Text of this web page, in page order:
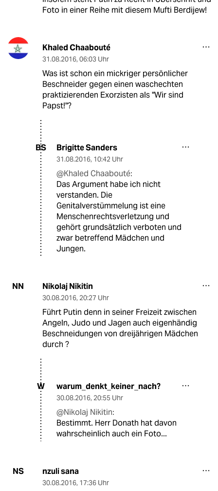
Foto in einer Reihe mit diesem Mufti Berdijew!
Khaled Chaabouté
31.08.2016, 06:03 Uhr
Was ist schon ein mickriger persönlicher
Beschneider gegen einen waschechten
praktizierenden Exorzisten als "Wir sind
Papst!"?
BS Brigitte Sanders
31.08.2016, 10:42 Uhr
@Khaled Chaabouté:
Das Argument habe ich nicht
verstanden. Die
Genitalverstümmelung ist eine
Menschenrechtsverletzung und
gehört grundsätzlich verboten und
zwar betreffend Mädchen und
Jungen.
NN Nikolaj Nikitin
30.08.2016, 20:27 Uhr
Führt Putin denn in seiner Freizeit zwischen
Angeln, Judo und Jagen auch eigenhändig
Beschneidungen von dreijährigen Mädchen
durch ?
W warum_denkt_keiner_nach?
30.08.2016, 20:55 Uhr
@Nikolaj Nikitin:
Bestimmt. Herr Donath hat davon
wahrscheinlich auch ein Foto...
NS nzuli sana
30.08.2016, 17:36 Uhr